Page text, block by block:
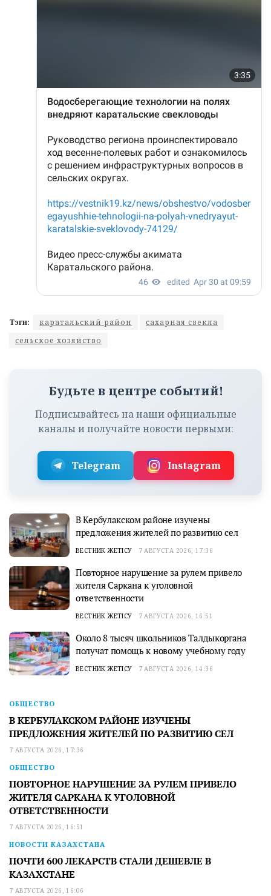
Тэги: каратальский район
сахарная свекла
сельское хозяйство
Будьте в центре событий!
Подписывайтесь на наши официальные
каналы и получайте новости первыми:
Telegram Instagram
В Кербулакском районе изучены
предложения жителей по развитию сел
ВЕСТНИК ЖЕТІСУ 7 АВГУСТА 2026, 17:36
Повторное нарушение за рулем привело
жителя Саркана к уголовной
ответственности
ВЕСТНИК ЖЕТІСУ 7 АВГУСТА 2026, 16:51
Около 8 тысяч школьников Талдыкоргана
получат помощь к новому учебному году
ВЕСТНИК ЖЕТІСУ 7 АВГУСТА 2026, 14:36
ОБЩЕСТВО
В КЕРБУЛАКСКОМ РАЙОНЕ ИЗУЧЕНЫ
ПРЕДЛОЖЕНИЯ ЖИТЕЛЕЙ ПО РАЗВИТИЮ СЕЛ
7 АВГУСТА 2026, 17:36
ОБЩЕСТВО
ПОВТОРНОЕ НАРУШЕНИЕ ЗА РУЛЕМ ПРИВЕЛО
ЖИТЕЛЯ САРКАНА К УГОЛОВНОЙ
ОТВЕТСТВЕННОСТИ
7 АВГУСТА 2026, 16:51
НОВОСТИ КАЗАХСТАНА
ПОЧТИ 600 ЛЕКАРСТВ СТАЛИ ДЕШЕВЛЕ В
КАЗАХСТАНЕ
7 АВГУСТА 2026, 16:06